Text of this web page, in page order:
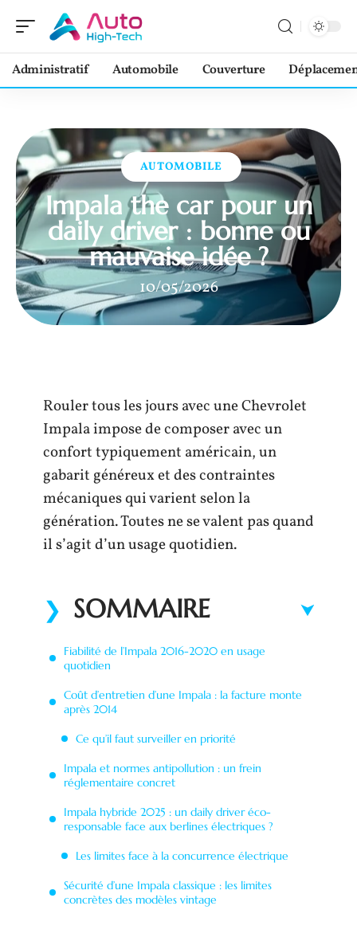
Administratif Automobile Couverture
AUTOMOBILE
Impala the car pour un
daily driver : bonne ou
mauvaise idée ?
10/05/2026
Rouler tous les jours avec une Chevrolet
Impala impose de composer avec un
confort typiquement américain, un
gabarit généreux et des contraintes
mécaniques qui varient selon la
génération. Toutes ne se valent pas quand
il s’agit d’un usage quotidien.
SOMMAIRE
Fiabilité de l’Impala 2016-2020 en usage
quotidien
Coût d’entretien d’une Impala : la facture monte
après 2014
Ce qu’il faut surveiller en priorité
Impala et normes antipollution : un frein
réglementaire concret
Impala hybride 2025 : un daily driver éco-
responsable face aux berlines électriques ?
Les limites face à la concurrence électrique
Sécurité d’une Impala classique : les limites
concrètes des modèles vintage